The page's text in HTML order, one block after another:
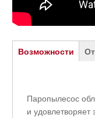
Горизонтальные
Возможности
Паропылесос
и